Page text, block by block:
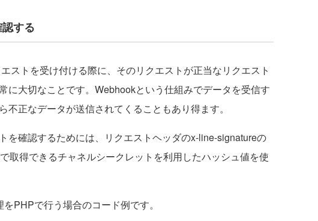
する
ストを受け付ける際に、そのリクエストが正当なリクエスト
に大切なことです。Webhookという仕組みでデータを受信す
不正なデータが送信されてくることもあり得ます。
を確認するためには、リクエストヘッダのx-line-signatureの
取得できるチャネルシークレットを利用したハッシュ値を使
PHPで行う場合のコード例です。